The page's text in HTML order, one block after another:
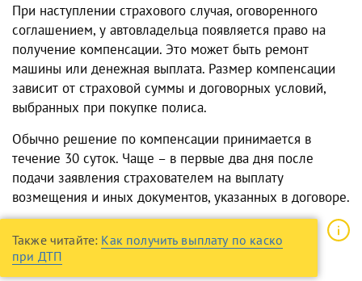
При наступлении страхового случая, оговоренного
соглашением, у автовладельца появляется право на
получение компенсации. Это может быть ремонт
машины или денежная выплата. Размер компенсации
зависит от страховой суммы и договорных условий,
выбранных при покупке полиса.
Обычно решение по компенсации принимается в
течение 30 суток. Чаще – в первые два дня после
подачи заявления страхователем на выплату
возмещения и иных документов, указанных в договоре.
Также читайте: Как получить выплату по каско
при ДТП